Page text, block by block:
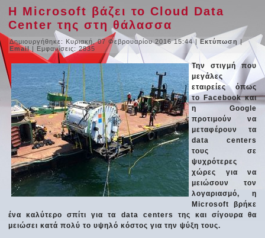
Η Microsoft βάζει το Cloud Data
Center της στη θάλασσα
Δημιουργήθηκε: Κυριακή, 07 Φεβρουαρίου 2016 15:44| Εκτύπωση|
Email | Εμφανίσεις: 2835
Την στιγμή που
μεγάλες
εταιρείες όπως
το Facebook και
η Google
προτιμούν να
μεταφέρουν τα
data centers
τους σε
ψυχρότερες
χώρες για να
μειώσουν τον
λογαριασμό, η
Microsoft βρήκε
ένα καλύτερο σπίτι για τα data centers της και σίγουρα θα
μειώσει κατά πολύ το υψηλό κόστος για την ψύξη τους.